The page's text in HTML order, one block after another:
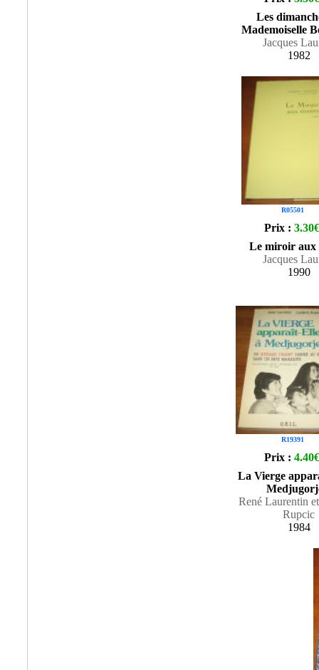
Les
Mademoiselle
Jacques
1982
R05501
Prix : 3.30€
Le miroir
Jacques
1990
R19391
Prix : 4.40€
La Vierge
René Laurentin
Rupcic
1984